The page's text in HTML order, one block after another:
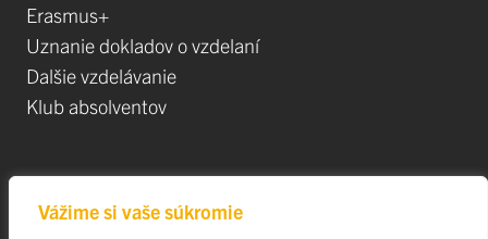
Vážime si vaše súkromie
Erasmus+
Uznanie dokladov o vzdelaní
Dalšie vzdelávanie
Klub absolventov